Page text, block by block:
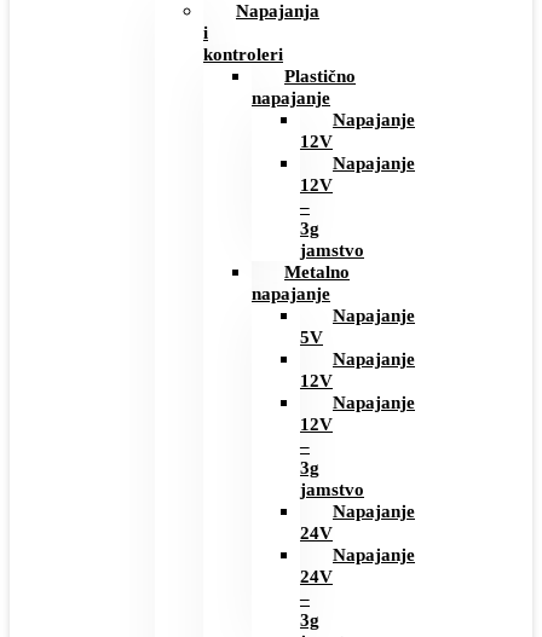
Napajanja
i
kontroleri
Plastično
napajanje
Napajanje
12V
Napajanje
12V
–
3g
jamstvo
Metalno
napajanje
Napajanje
5V
Napajanje
12V
Napajanje
12V
–
3g
jamstvo
Napajanje
24V
Napajanje
24V
–
3g